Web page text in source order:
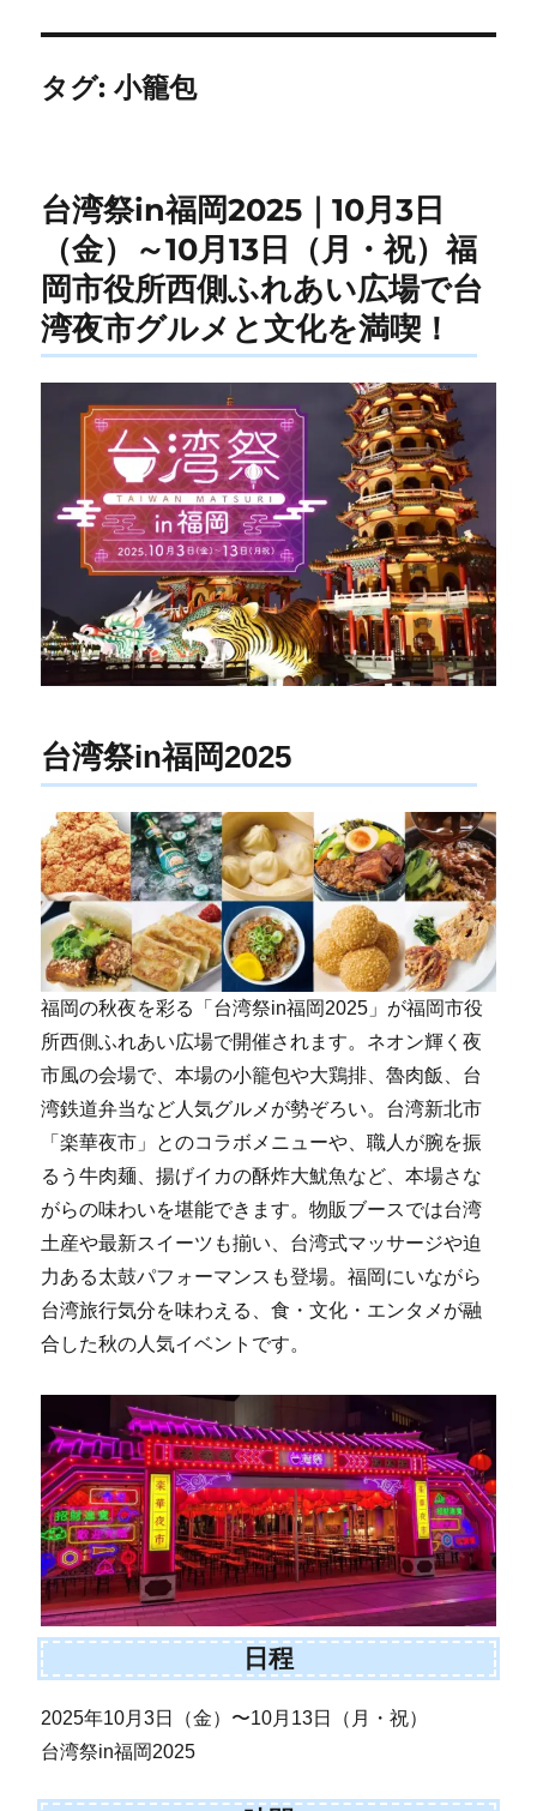
タグ:小籠包
台湾祭in福岡2025｜10月3日
（金）～10月13日（月・祝）福
岡市役所西側ふれあい広場で台
湾夜市グルメと文化を満喫！
台湾祭in福岡2025
福岡の秋夜を彩る「台湾祭in福岡2025」が福岡市役
所西側ふれあい広場で開催されます。ネオン輝く夜
市風の会場で、本場の小籠包や大鶏排、魯肉飯、台
湾鉄道弁当など人気グルメが勢ぞろい。台湾新北市
「楽華夜市」とのコラボメニューや、職人が腕を振
るう牛肉麺、揚げイカの酥炸大魷魚など、本場さな
がらの味わいを堪能できます。物販ブースでは台湾
土産や最新スイーツも揃い、台湾式マッサージや迫
力ある太鼓パフォーマンスも登場。福岡にいながら
台湾旅行気分を味わえる、食・文化・エンタメが融
合した秋の人気イベントです。
日程
2025年10月3日（金）〜10月13日（月・祝）
台湾祭in福岡2025